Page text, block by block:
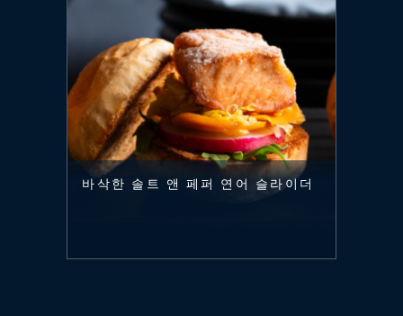
바삭한 솔트 앤 페퍼 연어 슬라이더